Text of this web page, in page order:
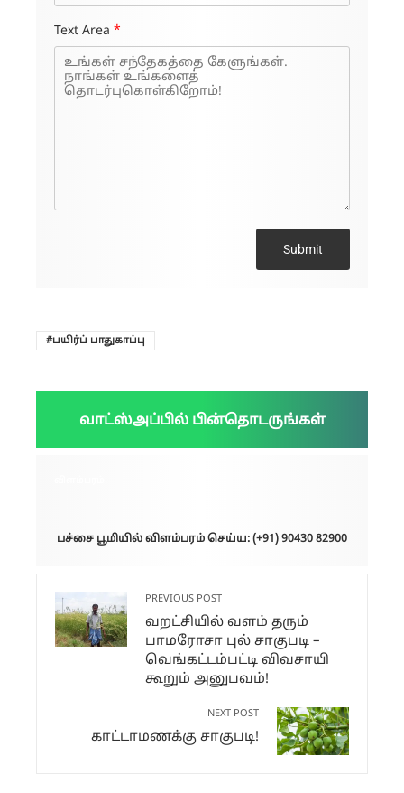
Text Area *
Submit
பயிர்ப் பாதுகாப்பு
வாட்ஸ்அப்பில் பின்தொடருங்கள்
பச்சை பூமியில் விளம்பரம் செய்ய: (+91) 90430 82900
PREVIOUS POST
வறட்சியில் வளம் தரும்
பாமரோசா புல் சாகுபடி –
வெங்கட்டம்பட்டி விவசாயி
கூறும் அனுபவம்!
NEXT POST
காட்டாமணக்கு சாகுபடி!